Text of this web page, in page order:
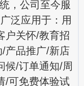
，公司至今服
泛应用于：用
户关怀/教育招
产品推广/新店
候/订单通知/周
/可免费体验试